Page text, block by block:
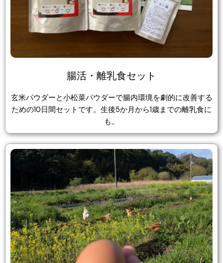
腸活・離乳食セット
玄米パウダーと小松菜パウダーで腸内環境を劇的に改善する
ための10日間セットです。生後5か月から1歳までの離乳食に
も。